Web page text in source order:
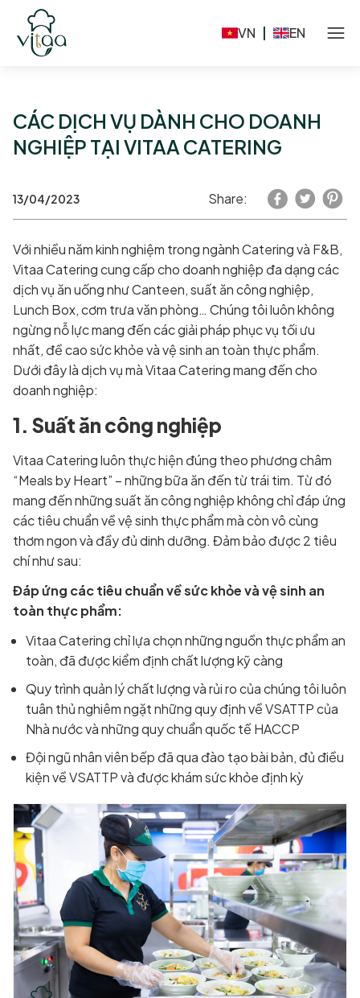
VN EN
CÁC DỊCH VỤ DÀNH CHO DOANH
NGHIỆP TẠI VITAA CATERING
13/04/2023 Share:
Với nhiều năm kinh nghiệm trong ngành Catering và F&B,
Vitaa Catering cung cấp cho doanh nghiệp đa dạng các
dịch vụ ăn uống như Canteen, suất ăn công nghiệp,
Lunch Box, cơm trưa văn phòng… Chúng tôi luôn không
ngừng nỗ lực mang đến các giải pháp phục vụ tối ưu
nhất, đề cao sức khỏe và vệ sinh an toàn thực phẩm.
Dưới đây là dịch vụ mà Vitaa Catering mang đến cho
doanh nghiệp:
1. Suất ăn công nghiệp
Vitaa Catering luôn thực hiện đúng theo phương châm
“Meals by Heart” – những bữa ăn đến từ trái tim. Từ đó
mang đến những suất ăn công nghiệp không chỉ đáp ứng
các tiêu chuẩn về vệ sinh thực phẩm mà còn vô cùng
thơm ngon và đầy đủ dinh dưỡng. Đảm bảo được 2 tiêu
chí như sau:
Đáp ứng các tiêu chuẩn về sức khỏe và vệ sinh an
toàn thực phẩm:
Vitaa Catering chỉ lựa chọn những nguồn thực phẩm an
toàn, đã được kiểm định chất lượng kỹ càng
Quy trình quản lý chất lượng và rủi ro của chúng tôi luôn
tuân thủ nghiêm ngặt những quy định về VSATTP của
Nhà nước và những quy chuẩn quốc tế HACCP
Đội ngũ nhân viên bếp đã qua đào tạo bài bản, đủ điều
kiện về VSATTP và được khám sức khỏe định kỳ